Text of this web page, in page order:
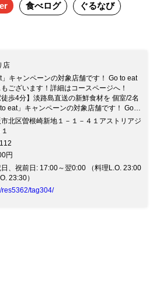
や接待に 〔カウンター〕ひとり
食べログ ぐるなび
店
」キャンペーンの対象店舗です！ Go to eat
ございます！詳細はコースページへ！
徒歩4分】淡路島直送の新鮮食材を 個室/2名
eat」キャンペーンの対象店舗です！ Go to
スもございます！詳細はコースページへ！
歩4分】淡路島直送の新鮮食材を 個室/2名
円 ■『心屋コ―ス』～美味しいものを、
季節食材の前菜をはじめ、淡路島直送の鮮
など、 多彩なメニューを楽しめる人気のコ
6,500円〕 飲み放題付きのご宴会コースも
ております。 ■大切な方と過ごす 温もり
北区曽根崎新地１－１－４１アストリアジ
円
日、祝前日: 17:00～翌0:00 （料理L.O. 23:00
23:30）
res5362/tag304/